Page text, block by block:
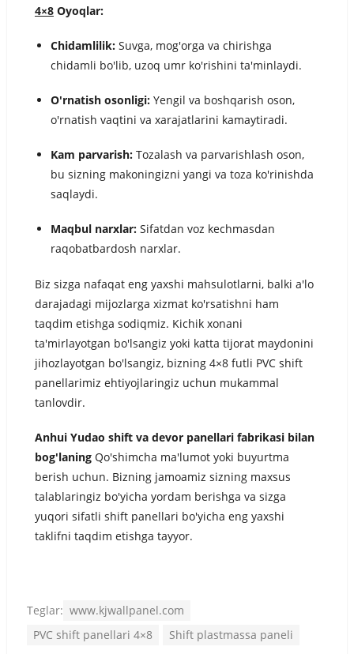
4×8Oyoqlar:
Chidamlilik:Suvga, mog'orga va chirishga
chidamli bo'lib, uzoq umr ko'rishini ta'minlaydi.
O'rnatish osonligi:Yengil va boshqarish oson,
o'rnatish vaqtini va xarajatlarini kamaytiradi.
Kam parvarish:Tozalash va parvarishlash oson,
bu sizning makoningizni yangi va toza ko'rinishda
saqlaydi.
Maqbul narxlar:Sifatdan voz kechmasdan
raqobatbardosh narxlar.
Biz sizga nafaqat eng yaxshi mahsulotlarni, balki a'lo
darajadagi mijozlarga xizmat ko'rsatishni ham
taqdim etishga sodiqmiz. Kichik xonani
ta'mirlayotgan bo'lsangiz yoki katta tijorat maydonini
jihozlayotgan bo'lsangiz, bizning 4×8 futli PVC shift
panellarimiz ehtiyojlaringiz uchun mukammal
tanlovdir.
Anhui Yudao shift va devor panellari fabrikasi bilan
bog'laningQo'shimcha ma'lumot yoki buyurtma
berish uchun. Bizning jamoamiz sizning maxsus
talablaringiz bo'yicha yordam berishga va sizga
yuqori sifatli shift panellari bo'yicha eng yaxshi
taklifni taqdim etishga tayyor.
Teglar: www.kjwallpanel.com
PVC shift panellari 4×8
Shift plastmassa paneli